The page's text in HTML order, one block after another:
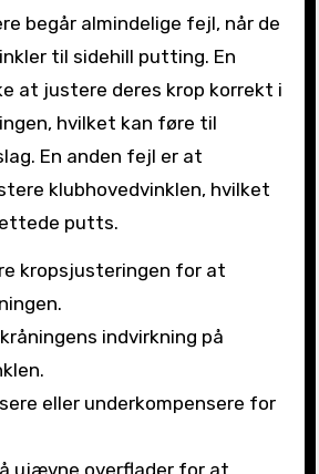
begår almindelige fejl, når de
til sidehill putting. En
at justere deres krop korrekt i
hvilket kan føre til
En anden fejl er at
klubhovedvinklen, hvilket
putts.
kropsjusteringen for at
indvirkning på
eller underkompensere for
ujævne overflader for at